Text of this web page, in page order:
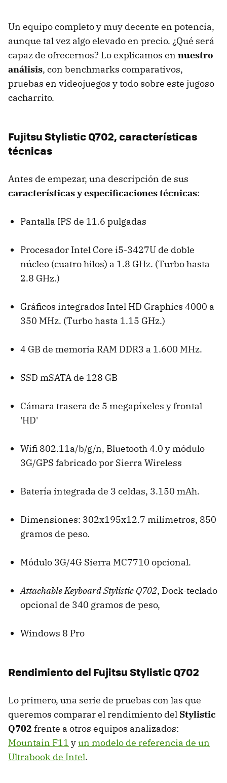
Un equipo completo y muy decente en potencia,
aunque tal vez algo elevado en precio. ¿Qué será
capaz de ofrecernos? Lo explicamos en nuestro
análisis, con benchmarks comparativos,
pruebas en videojuegos y todo sobre este jugoso
cacharrito.
Fujitsu Stylistic Q702, características
técnicas
Antes de empezar, una descripción de sus
características y especificaciones técnicas:
Pantalla IPS de 11.6 pulgadas
Procesador Intel Core i5-3427U de doble
núcleo (cuatro hilos) a 1.8 GHz. (Turbo hasta
2.8 GHz.)
Gráficos integrados Intel HD Graphics 4000 a
350 MHz. (Turbo hasta 1.15 GHz.)
4 GB de memoria RAM DDR3 a 1.600 MHz.
SSD mSATA de 128 GB
Cámara trasera de 5 megapíxeles y frontal
'HD'
Wifi 802.11a/b/g/n, Bluetooth 4.0 y módulo
3G/GPS fabricado por Sierra Wireless
Batería integrada de 3 celdas, 3.150 mAh.
Dimensiones: 302x195x12.7 milímetros, 850
gramos de peso.
Módulo 3G/4G Sierra MC7710 opcional.
Attachable Keyboard Stylistic Q702, Dock-teclado
opcional de 340 gramos de peso,
Windows 8 Pro
Rendimiento del Fujitsu Stylistic Q702
Lo primero, una serie de pruebas con las que
queremos comparar el rendimiento del Stylistic
Q702 frente a otros equipos analizados:
Mountain F11 yun modelo de referencia de un
Ultrabook de Intel.